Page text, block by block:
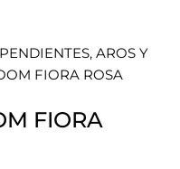
PENDIENTES, AROS Y
FIORA ROSA
FIORA